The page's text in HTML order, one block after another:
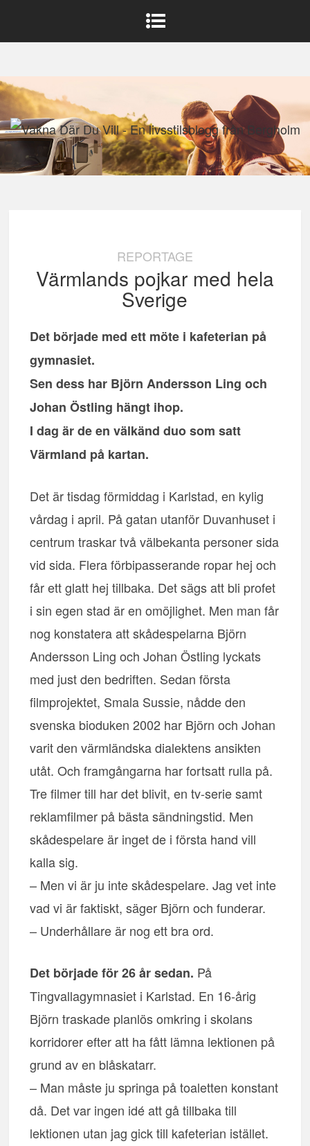
REPORTAGE
Värmlands pojkar med hela
Sverige
Det började med ett möte i kafeterian på
gymnasiet.
Sen dess har Björn Andersson Ling och
Johan Östling hängt ihop.
I dag är de en välkänd duo som satt
Värmland på kartan.
Det är tisdag förmiddag i Karlstad, en kylig
vårdag i april. På gatan utanför Duvanhuset i
centrum traskar två välbekanta personer sida
vid sida. Flera förbipasserande ropar hej och
får ett glatt hej tillbaka. Det sägs att bli profet
i sin egen stad är en omöjlighet. Men man får
nog konstatera att skådespelarna Björn
Andersson Ling och Johan Östling lyckats
med just den bedriften. Sedan första
filmprojektet, Smala Sussie, nådde den
svenska bioduken 2002 har Björn och Johan
varit den värmländska dialektens ansikten
utåt. Och framgångarna har fortsatt rulla på.
Tre filmer till har det blivit, en tv-serie samt
reklamfilmer på bästa sändningstid. Men
skådespelare är inget de i första hand vill
kalla sig.
– Men vi är ju inte skådespelare. Jag vet inte
vad vi är faktiskt, säger Björn och funderar.
– Underhållare är nog ett bra ord.
Det började för 26 år sedan. På
Tingvallagymnasiet i Karlstad. En 16-årig
Björn traskade planlös omkring i skolans
korridorer efter att ha fått lämna lektionen på
grund av en blåskatarr.
– Man måste ju springa på toaletten konstant
då. Det var ingen idé att gå tillbaka till
lektionen utan jag gick till kafeterian istället.